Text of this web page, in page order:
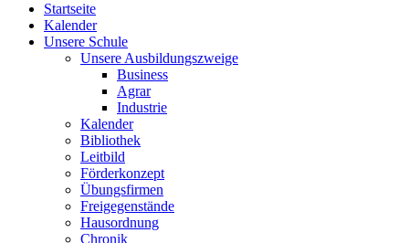
Startseite
Kalender
Unsere Schule
Unsere Ausbildungszweige
Business
Agrar
Industrie
Kalender
Bibliothek
Leitbild
Förderkonzept
Übungsfirmen
Freigegenstände
Hausordnung
Chronik